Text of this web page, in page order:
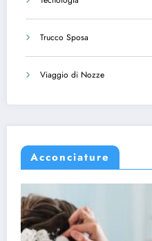
Trucco Sposa
Viaggio di Nozze
Acconciature
ACCONCIATURE SPOSA